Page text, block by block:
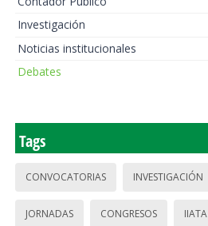
Investigación
Noticias institucionales
Debates
Tags
CONVOCATORIAS INVESTIGACIÓN
JORNADAS CONGRESOS IIATA